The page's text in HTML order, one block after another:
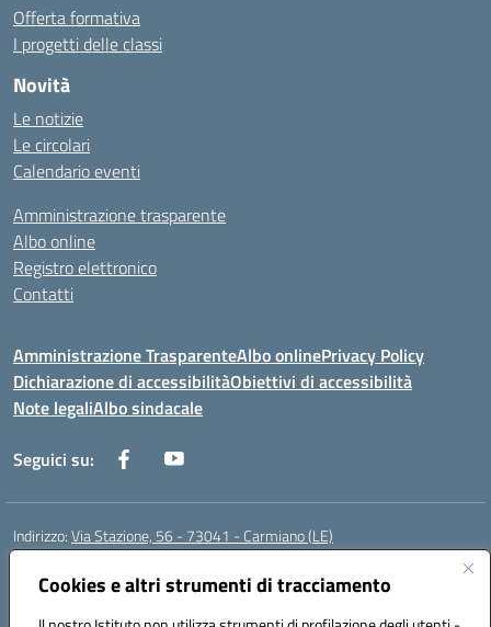
Cookies e altri strumenti di tracciamento
Offerta formativa
I progetti delle classi
Novità
Le notizie
Le circolari
Calendario eventi
Amministrazione trasparente
Albo online
Registro elettronico
Contatti
Amministrazione TrasparenteAlbo onlinePrivacy Policy
Dichiarazione di accessibilitàObiettivi di accessibilità
Note legaliAlbo sindacale
Seguici su:
Indirizzo:Via Stazione, 56 - 73041 - Carmiano (LE)
Centralino:
Posta elettronica certificata (PEC):leic88600a@pec.istruzione.it
Codice fiscale: 93058030755